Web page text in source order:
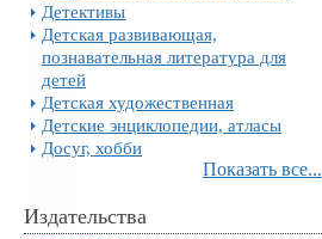
Детективы
Детская развивающая,
познавательная литература для
детей
Детская художественная
Детские энциклопедии, атласы
Досуг, хобби
Показать все...
Издательства